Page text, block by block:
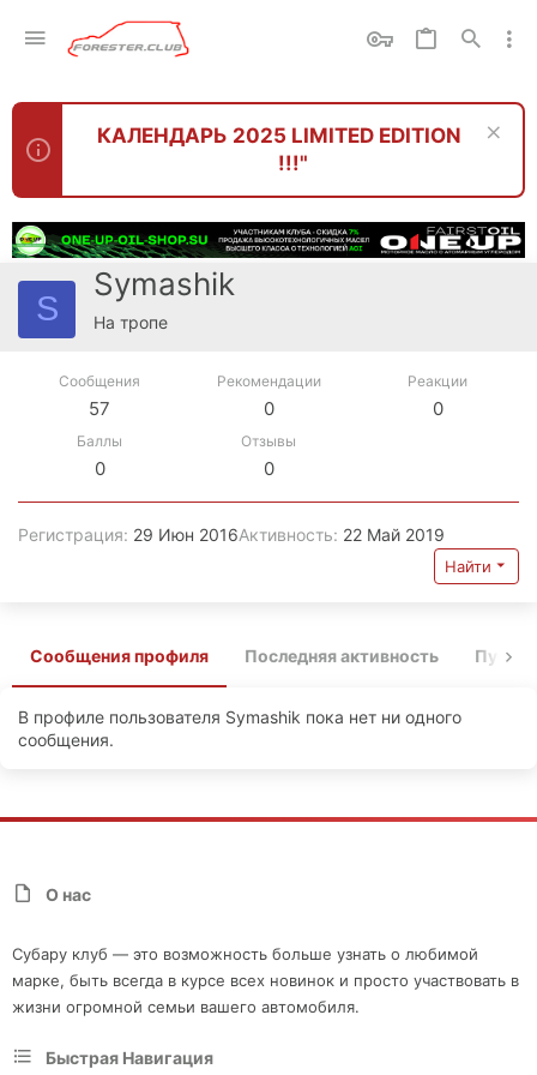
КАЛЕНДАРЬ 2025 LIMITED EDITION
!!!"
S
Symashik
На тропе
Сообщения
57
Рекомендации
0
Реакции
0
Баллы
0
Отзывы
0
Регистрация 29 Июн 2016Активность 22 Май 2019
Найти
Сообщения профиля Последняя активность
В профиле пользователя Symashik пока нет ни одного
сообщения.
О нас
Субару клуб — это возможность больше узнать о любимой
марке, быть всегда в курсе всех новинок и просто участвовать в
жизни огромной семьи вашего автомобиля.
Быстрая Навигация